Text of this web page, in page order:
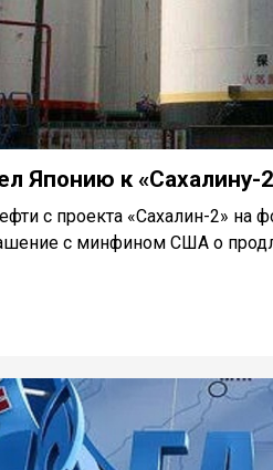
Японию к «Сахалину-
с проекта «Сахалин-2» на
с минфином США о